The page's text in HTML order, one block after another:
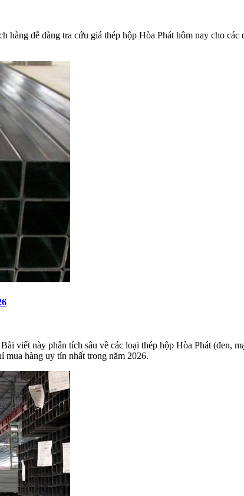
hàng dễ dàng tra cứu giá thép hộp Hòa Phát hôm nay cho
viết này phân tích sâu về các loại thép hộp Hòa Phát (đen,
mua hàng uy tín nhất trong năm 2026.